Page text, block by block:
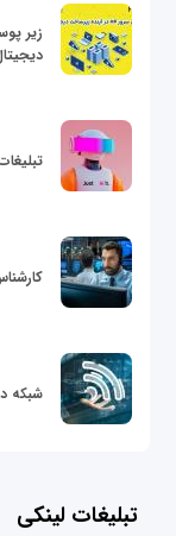
شبکه
تبلیغات لینکی